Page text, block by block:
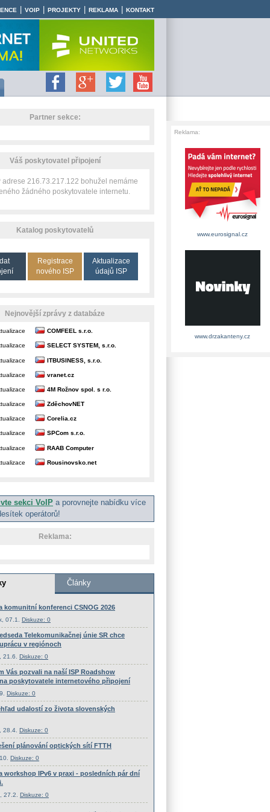
VOIP PROJEKTY REKLAMA KONTAKT
Partner sekce:
Váš poskytovatel připojení
adrese 216.73.217.122 bohužel nemáme
žádného poskytovatele internetu.
Katalog poskytovatelů
Registrace
nového ISP
Aktualizace
údajů ISP
Nejnovější zprávy z databáze
COMFEEL s.r.o.
SELECT SYSTEM, s.r.o.
ITBUSINESS, s.r.o.
vranet.cz
4M Rožnov spol. s r.o.
ZděchovNET
Corelia.cz
SPCom s.r.o.
RAAB Computer
Rousinovsko.net
sekci VoIP a porovnejte nabídku více
operátorů!
Reklama:
Reklama:
www.eurosignal.cz
www.drzakanteny.cz